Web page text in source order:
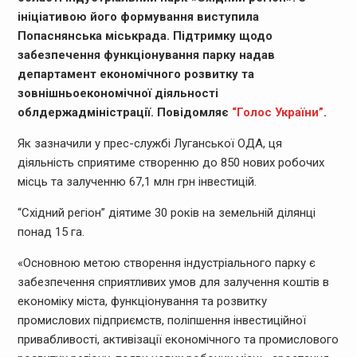
ініціативою його формування виступила
Попаснянська міськрада. Підтримку щодо
забезпечення функціонування парку надав
департамент економічного розвитку та
зовнішньоекономічної діяльності
облдержадміністрації. Повідомляє “Голос України”.
Як зазначили у прес-службі Луганської ОДА, ця
діяльність сприятиме створенню до 850 нових робочих
місць та залученню 67,1 млн грн інвестицій.
“Східний регіон” діятиме 30 років на земельній ділянці
понад 15 га.
«Основною метою створення індустріального парку є
забезпечення сприятливих умов для залучення коштів в
економіку міста, функціонування та розвитку
промислових підприємств, поліпшення інвестиційної
привабливості, активізації економічного та промислового